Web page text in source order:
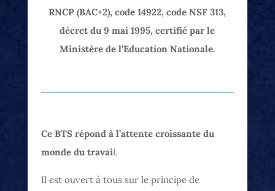
RNCP (BAC+2), code 14922, code NSF 313,
décret du 9 mai 1995, certifié par le
Ministère de l’Education Nationale.
Ce BTS répond à l’attente croissante du
monde du travail.
Il est ouvert à tous sur le principe de